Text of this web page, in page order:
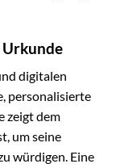
Urkunde
digitalen
personalisierte
zeigt dem
um seine
würdigen. Eine